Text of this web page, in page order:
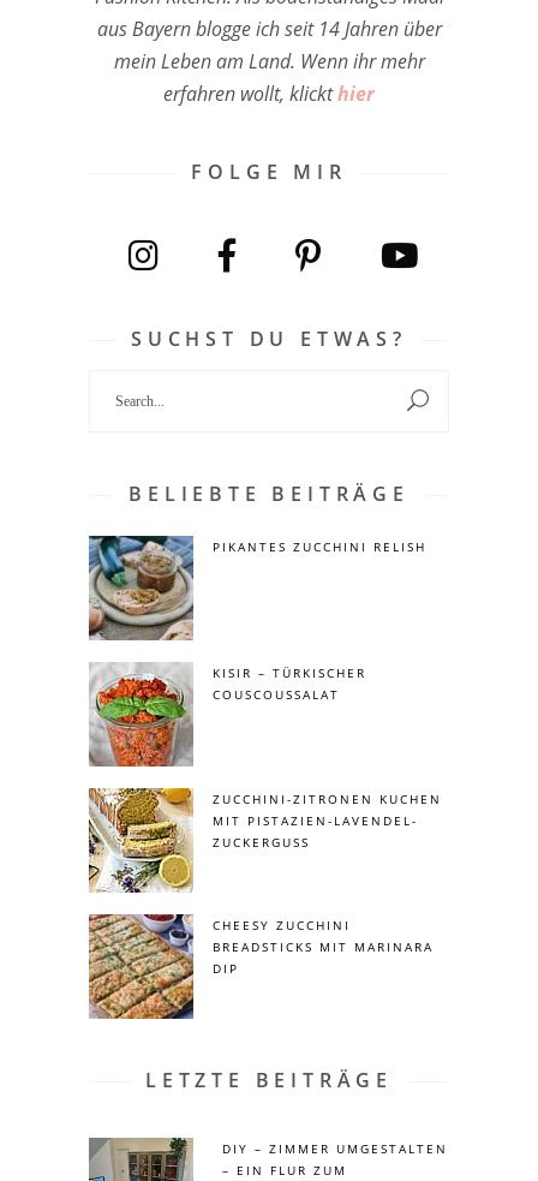
aus Bayern blogge ich seit 14 Jahren über
mein Leben am Land. Wenn ihr mehr
erfahren wollt, klickthier
FOLGE MIR
SUCHST DU ETWAS?
BELIEBTE BEITRÄGE
PIKANTES ZUCCHINI RELISH
KISIR – TÜRKISCHER
COUSCOUSSALAT
ZUCCHINI-ZITRONEN KUCHEN
MIT PISTAZIEN-LAVENDEL-
ZUCKERGUSS
CHEESY ZUCCHINI
BREADSTICKS MIT MARINARA
DIP
LETZTE BEITRÄGE
DIY – ZIMMER UMGESTALTEN
– EIN FLUR ZUM